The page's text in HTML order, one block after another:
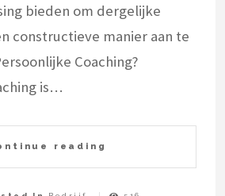
bieden om dergelijke
constructieve manier aan te
Coaching?
is…
reading